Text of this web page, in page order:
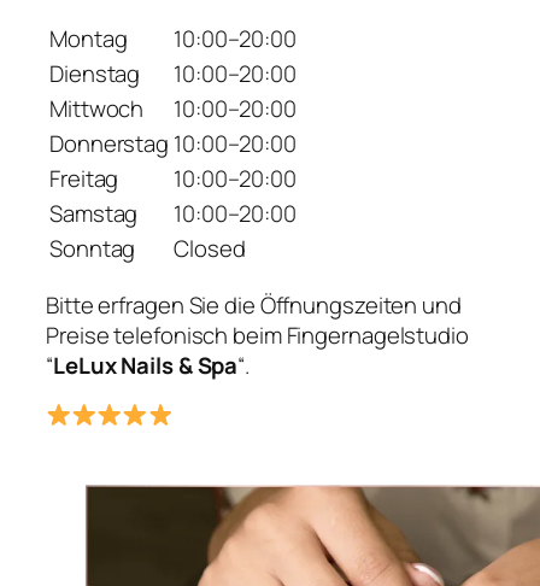
Montag
10:00–20:00
Dienstag
10:00–20:00
Mittwoch
10:00–20:00
Donnerstag 10:00–20:00
Freitag
10:00–20:00
Samstag
10:00–20:00
Sonntag
Closed
Bitte erfragen Sie die Öffnungszeiten und
Preise telefonisch beim Fingernagelstudio
“LeLux Nails & Spa“.